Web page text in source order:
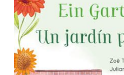
Ein Garten für
Zur Wunschliste